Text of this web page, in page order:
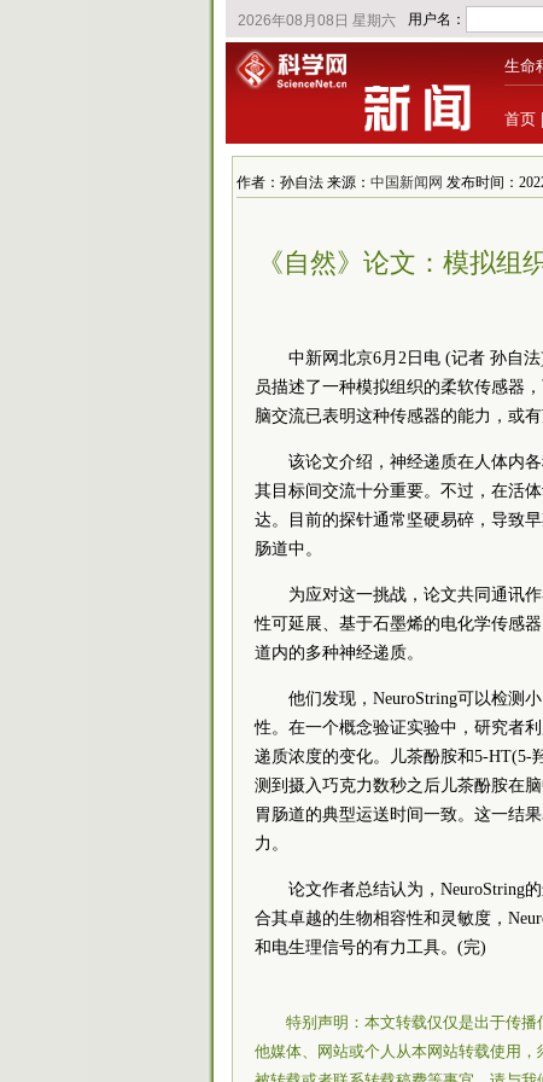
生命
首页
作者：孙自法 来源： 中国新闻网 发布时间：
《自然》论文：模拟组
中新网北京6月2日电 (记者 孙自
员描述了一种模拟组织的柔软传感器
脑交流已表明这种传感器的能力，或
该论文介绍，神经递质在人体内
其目标间交流十分重要。不过，在活
达。目前的探针通常坚硬易碎，导致
肠道中。
为应对这一挑战，论文共同通讯
性可延展、基于石墨烯的电化学传感
道内的多种神经递质。
他们发现，NeuroString可以检测
性。在一个概念验证实验中，研究者
递质浓度的变化。儿茶酚胺和5-HT(5-
测到摄入巧克力数秒之后儿茶酚胺在
胃肠道的典型运送时间一致。这一结
力。
论文作者总结认为，NeuroString
合其卓越的生物相容性和灵敏度，
和电生理信号的有力工具。(完)
特别声明：本文转载仅仅是出于传
他媒体、网站或个人从本网站转载使用